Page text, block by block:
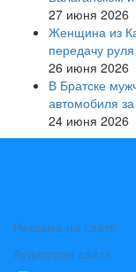
27 июня 2026
Женщина из
передачу
26 июня 2026
В Братске
автомобиля
24 июня 2026
Реклама на сайте
Аудитория сайта